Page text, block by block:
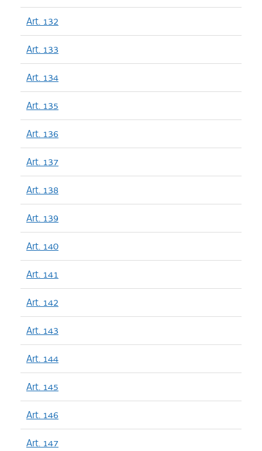
Art. 132
Art. 133
Art. 134
Art. 135
Art. 136
Art. 137
Art. 138
Art. 139
Art. 140
Art. 141
Art. 142
Art. 143
Art. 144
Art. 145
Art. 146
Art. 147